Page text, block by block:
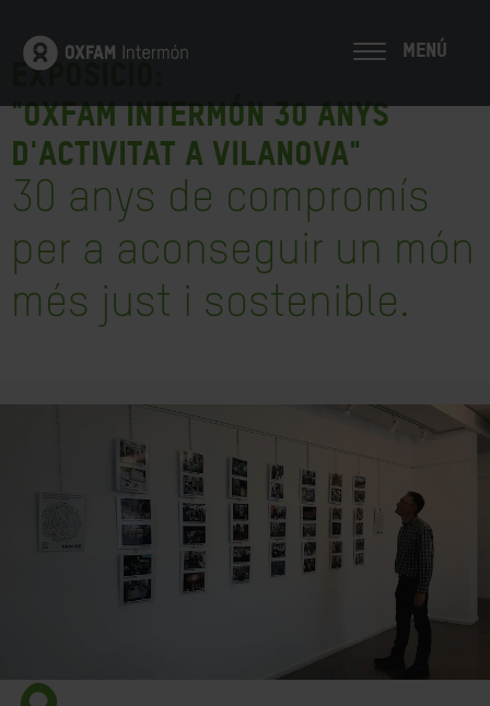
MENÚ
EXPOSICIÓ:
"Oxfam Intermón 30 ANYS
d'ACTIVITAT A VILANOVA"
30 anys de compromís
per a aconseguir un món
més just i sostenible.